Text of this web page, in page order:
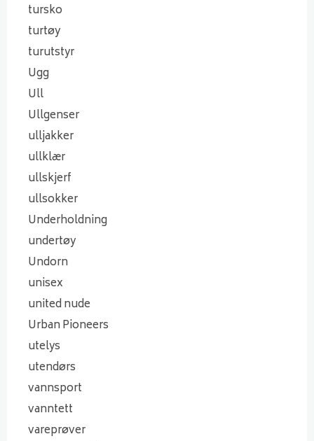
tursko
turtøy
turutstyr
Ugg
Ull
Ullgenser
ulljakker
ullklær
ullskjerf
ullsokker
Underholdning
undertøy
Undorn
unisex
united nude
Urban Pioneers
utelys
utendørs
vannsport
vanntett
vareprøver